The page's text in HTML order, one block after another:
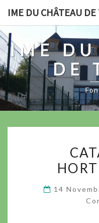
IME DU CHÂTEAU DE
IME
DE
14